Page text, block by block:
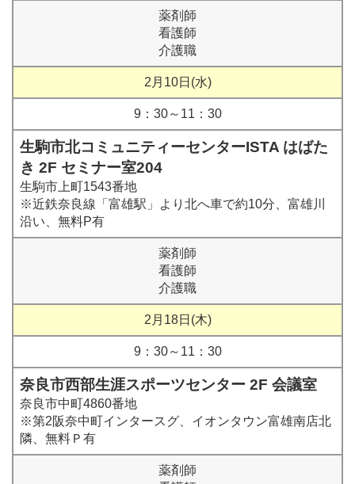
薬剤師
看護師
介護職
2月10日(水)
9：30～11：30
生駒市北コミュニティーセンターISTA はばた
き 2F セミナー室204
生駒市上町1543番地
※近鉄奈良線「富雄駅」より北へ車で約10分、富雄川
沿い、無料P有
薬剤師
看護師
介護職
2月18日(木)
9：30～11：30
奈良市西部生涯スポーツセンター 2F 会議室
奈良市中町4860番地
※第2阪奈中町インタースグ、イオンタウン富雄南店北
隣、無料Ｐ有
薬剤師